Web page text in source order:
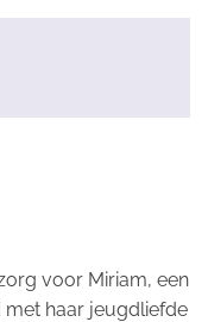
voor Miriam, een
met haar jeugdliefde